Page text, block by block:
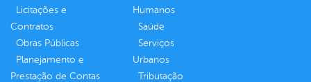
Licitações e
Contratos
Obras Públicas
Planejamento e
Prestação de Contas
Humanos
Saúde
Serviços
Urbanos
Tributação